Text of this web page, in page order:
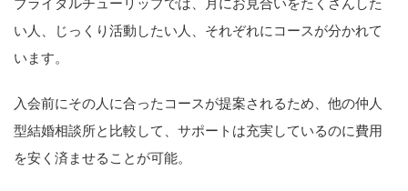
い人、じっくり活動したい人、それぞれにコースが分かれて
います。
入会前にその人に合ったコースが提案されるため、他の仲人
型結婚相談所と比較して、サポートは充実しているのに費用
を安く済ませることが可能。